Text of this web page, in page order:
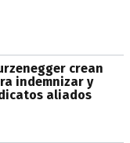
crean
indemnizar y
aliados